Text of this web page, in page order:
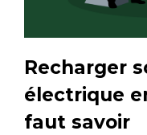
Recharger
électrique
faut savoir